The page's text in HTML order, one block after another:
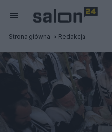
Strona główna Redakcja